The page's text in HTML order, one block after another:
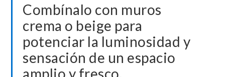
Combínalo con muros
crema o beige para
potenciar la luminosidad y
sensación de un espacio
amplio y fresco.